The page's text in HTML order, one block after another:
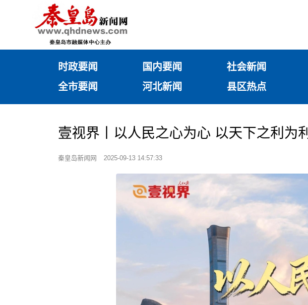
时政要闻 国内要闻 社会新闻
全市要闻
河北新闻 县区热点
壹视界丨以人民之心为心 以天下之利为利
秦皇岛新闻网 2025-09-13 14:57:33